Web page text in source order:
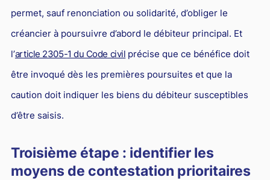
permet, sauf renonciation ou solidarité, d’obliger le
créancier à poursuivre d’abord le débiteur principal. Et
l’article 2305-1 du Code civil précise que ce bénéfice doit
être invoqué dès les premières poursuites et que la
caution doit indiquer les biens du débiteur susceptibles
d’être saisis.
Troisième étape : identifier les
moyens de contestation prioritaires